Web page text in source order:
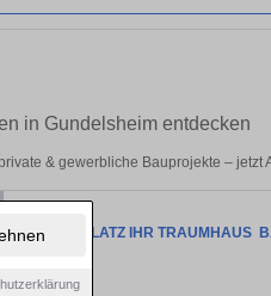
in Gundelsheim entdecken
& gewerbliche Bauprojekte – jetzt
IHR BAUPLATZ IHR TRAUMHAUS 